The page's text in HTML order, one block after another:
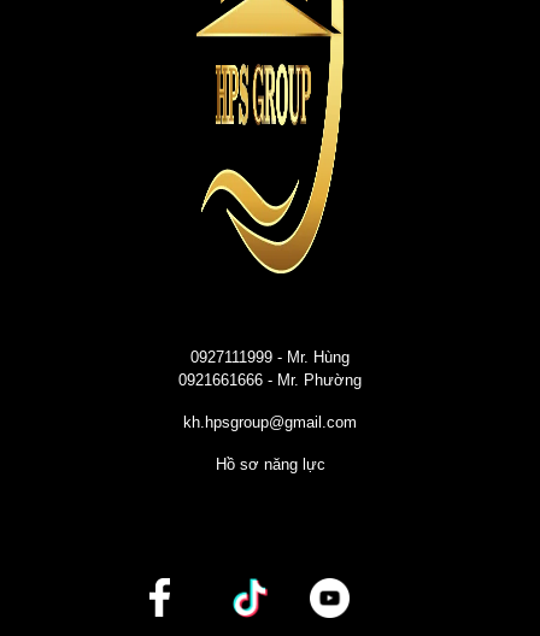
0927111999 - Mr. Hùng
0921661666 - Mr. Phường
kh.hpsgroup@gmail.com
Hồ sơ năng lực